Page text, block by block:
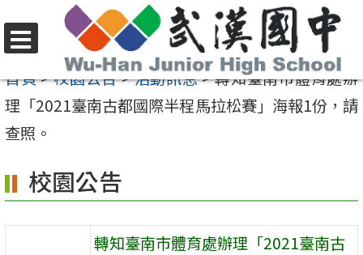
至
要
內
區
選
單
首頁>校園公告>活動訊息>轉知臺南市體育處辦
理「2021臺南古都國際半程馬拉松賽」海報1份，請
查照。
校園公告
轉知臺南市體育處辦理「2021臺南古